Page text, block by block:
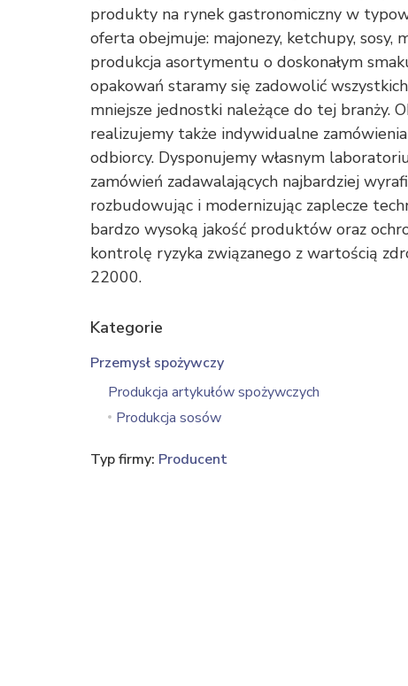
produkty na rynek gastronomiczny w
oferta obejmuje: majonezy, ketchupy,
produkcja asortymentu o doskonałym
opakowań staramy się zadowolić
mniejsze jednostki należące do tej branży.
realizujemy także indywidualne
odbiorcy. Dysponujemy własnym
zamówień zadawalających najbardziej
rozbudowując i modernizując zaplecze
bardzo wysoką jakość produktów oraz
kontrolę ryzyka związanego z wartością
22000.
Kategorie
Przemysł spożywczy
Produkcja artykułów spożywczych
Produkcja sosów
Typ firmy: Producent